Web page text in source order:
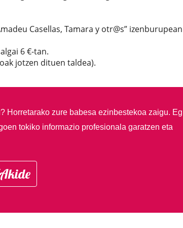
Casellas, Tamara y otr@s” izenburupean
6 €-tan.
jotzen dituen taldea).
Horretarako zure babesa ezinbestekoa zaigu.
tokiko informazio profesionala garatzen eta